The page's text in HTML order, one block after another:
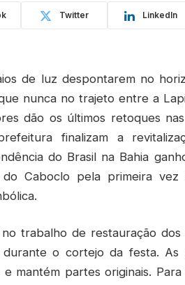
Twitter LinkedIn
de luz despontarem no
nunca no trajeto entre a
dão os últimos retoques
finalizam a
do Brasil na Bahia
Caboclo pela primeira
trabalho de restauração
o cortejo da festa.
mantém partes originais.